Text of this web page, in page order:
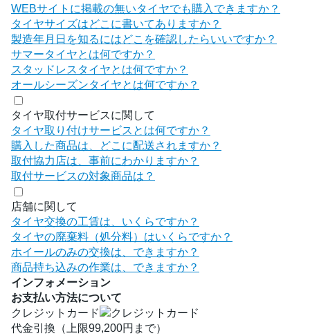
WEBサイトに掲載の無いタイヤでも購入できますか？
タイヤサイズはどこに書いてありますか？
製造年月日を知るにはどこを確認したらいいですか？
サマータイヤとは何ですか？
スタッドレスタイヤとは何ですか？
オールシーズンタイヤとは何ですか？
タイヤ取付サービスに関して
タイヤ取り付けサービスとは何ですか？
購入した商品は、どこに配送されますか？
取付協力店は、事前にわかりますか？
取付サービスの対象商品は？
店舗に関して
タイヤ交換の工賃は、いくらですか？
タイヤの廃棄料（処分料）はいくらですか？
ホイールのみの交換は、できますか？
商品持ち込みの作業は、できますか？
インフォメーション
お支払い方法について
クレジットカード
代金引換（上限99,200円まで）